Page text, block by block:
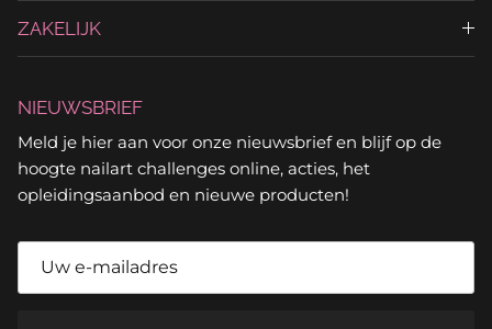
ZAKELIJK
NIEUWSBRIEF
Meld je hier aan voor onze nieuwsbrief en blijf op de
hoogte nailart challenges online, acties, het
opleidingsaanbod en nieuwe producten!